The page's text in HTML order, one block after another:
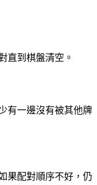
直到棋盤清空。
有一邊沒有被其他牌
果配對順序不好，仍